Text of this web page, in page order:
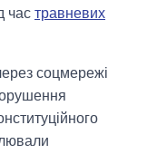
час травневих
соцмережі